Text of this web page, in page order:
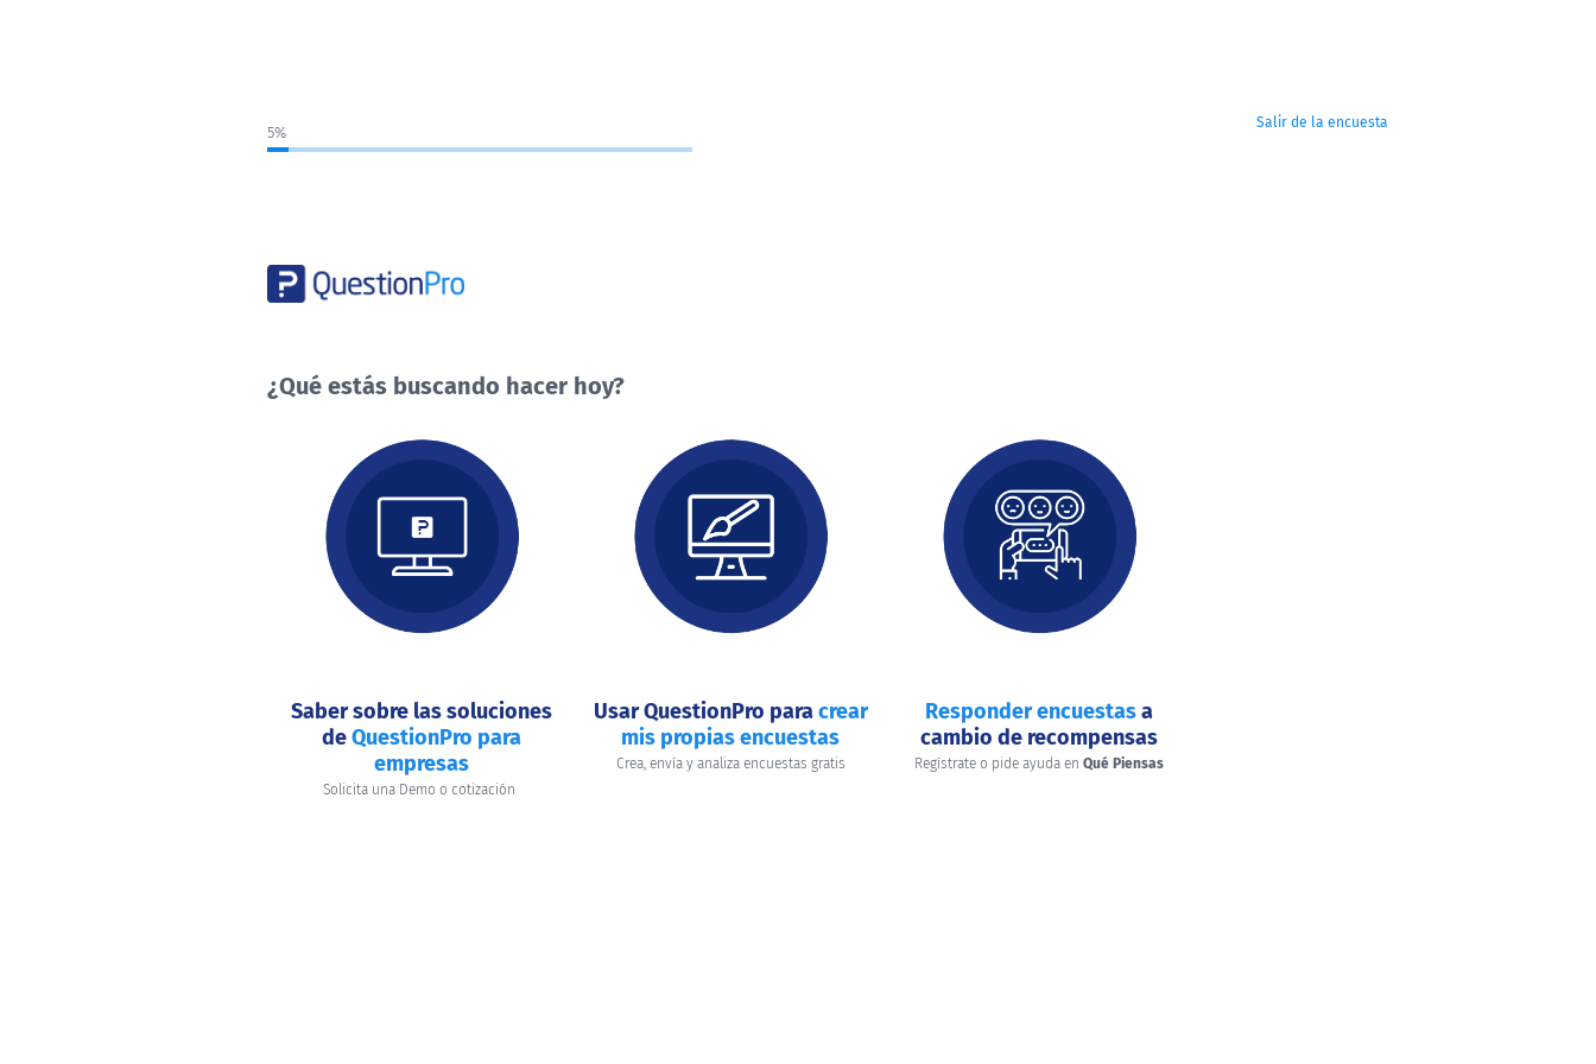
Salir de la encuesta
5%
¿Qué estás buscando hacer hoy?
buscando
hacer
Saber sobre las soluciones
deQuestionPro para
empresas
Solicita una Demo o cotización
Usar QuestionPro paracrear
mis propias encuestas
Crea, envía y analiza encuestas gratis
Responder encuestasa
cambio de recompensas
Regístrate o pide ayuda en Qué Piensas